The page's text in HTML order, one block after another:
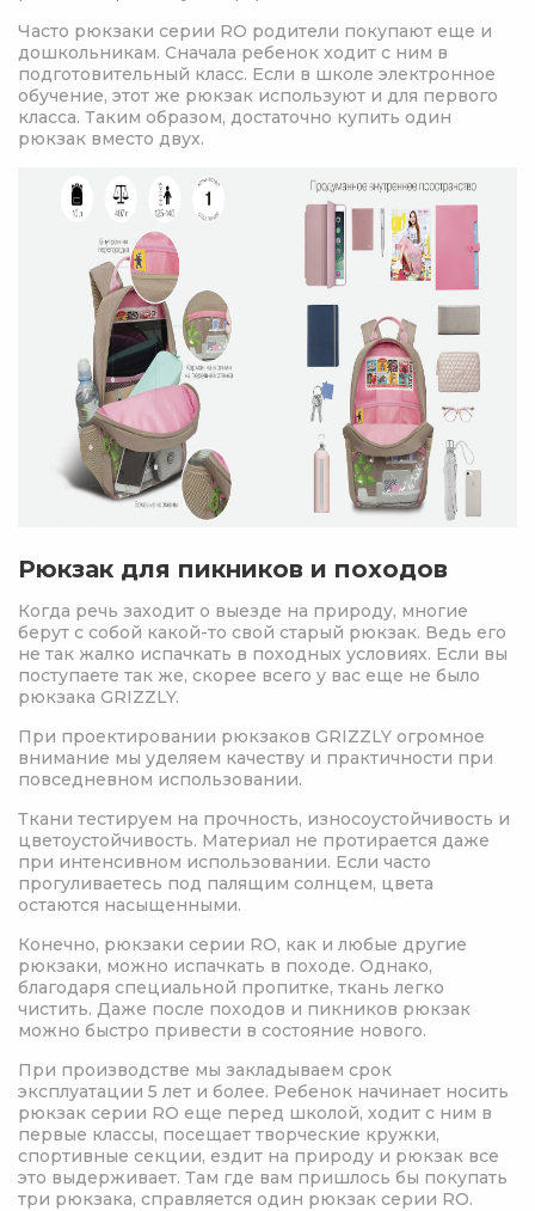
Часто рюкзаки серии RO родители покупают еще и
дошкольникам. Сначала ребенок ходит с ним в
подготовительный класс. Если в школе электронное
обучение, этот же рюкзак используют и для первого
класса. Таким образом, достаточно купить один
рюкзак вместо двух.
Рюкзак для пикников и походов
Когда речь заходит о выезде на природу, многие
берут с собой какой-то свой старый рюкзак. Ведь его
не так жалко испачкать в походных условиях. Если вы
поступаете так же, скорее всего у вас еще не было
рюкзака GRIZZLY.
При проектировании рюкзаков GRIZZLY огромное
внимание мы уделяем качеству и практичности при
повседневном использовании.
Ткани тестируем на прочность, износоустойчивость и
цветоустойчивость. Материал не протирается даже
при интенсивном использовании. Если часто
прогуливаетесь под палящим солнцем, цвета
остаются насыщенными.
Конечно, рюкзаки серии RO, как и любые другие
рюкзаки, можно испачкать в походе. Однако,
благодаря специальной пропитке, ткань легко
чистить. Даже после походов и пикников рюкзак
можно быстро привести в состояние нового.
При производстве мы закладываем срок
эксплуатации 5 лет и более. Ребенок начинает носить
рюкзак серии RO еще перед школой, ходит с ним в
первые классы, посещает творческие кружки,
спортивные секции, ездит на природу и рюкзак все
это выдерживает. Там где вам пришлось бы покупать
три рюкзака, справляется один рюкзак серии RO.